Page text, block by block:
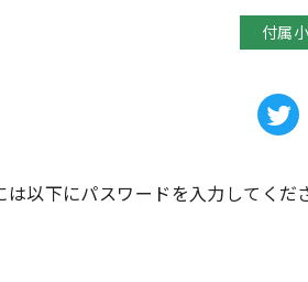
付属
以下にパスワードを入力してくだ